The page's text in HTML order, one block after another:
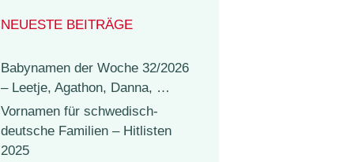
NEUESTE BEITRÄGE
Babynamen der Woche 32/2026
– Leetje, Agathon, Danna, …
Vornamen für schwedisch-
deutsche Familien – Hitlisten
2025